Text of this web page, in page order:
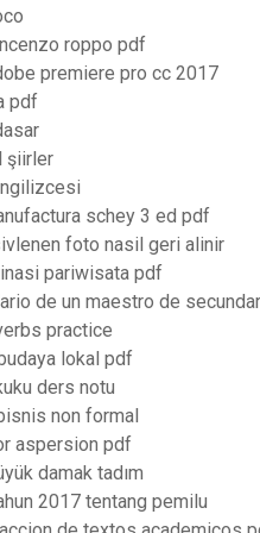
roppo pdf
premiere pro cc 2017
pdf
şiirler
schey 3 ed pdf
foto nasil geri alinir
pariwisata pdf
de un maestro de
practice
lokal pdf
ders notu
non formal
aspersion pdf
damak tadım
2017 tentang pemilu